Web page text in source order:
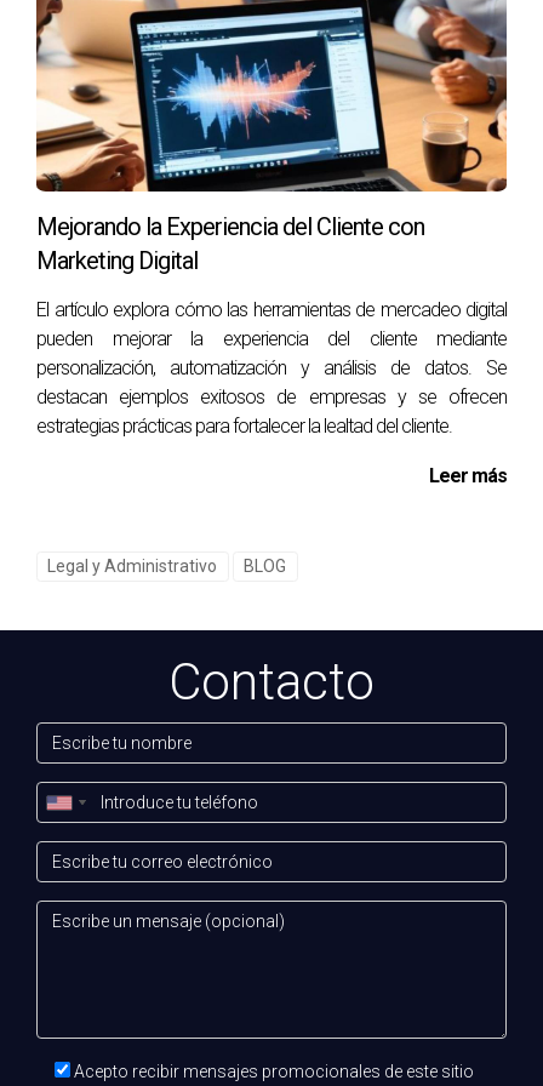
y actualizaciones regulares sobre cambios
legislativos, lo que ha mejorado significativamente la
capacidad de sus socios para adaptarse a las
nuevas normativas.
Estos ejemplos demuestran que la adaptación a las
regulaciones no solo es posible, sino que puede llevar a un
crecimiento y desarrollo tangible en el sector inmobiliario.
Reflexión Final
Adaptarse a las nuevas regulaciones del sector
inmobiliario en España es un viaje que requiere
preparación, aprendizaje y flexibilidad. Sin
embargo, al enfrentar estos desafíos con una
no solo asegurar su cumplimiento, sino también
Afrontar los cambios regulatorios puede generar
las regulaciones como un obstáculo, considérelas como
profesional.
Preguntas Frecuentes
¿Cuáles son las principales regulaciones que
han cambiado recientemente en el sector
inmobiliario en España?
más rigurosos que afectan la financiación de proyectos.
Mejorando la Experiencia del Cliente con
Marketing Digital
El artículo explora cómo las herramientas de mercadeo digital
pueden mejorar la experiencia del cliente mediante
personalización, automatización y análisis de datos. Se
destacan ejemplos exitosos de empresas y se ofrecen
estrategias prácticas para fortalecer la lealtad del cliente.
Leer más
Legal y Administrativo BLOG
Contacto
Acepto recibir mensajes promocionales de este sitio